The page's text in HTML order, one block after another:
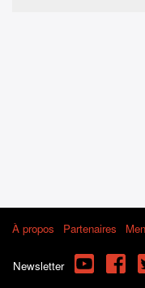
À propos Partenaires
Newsletter YouTube